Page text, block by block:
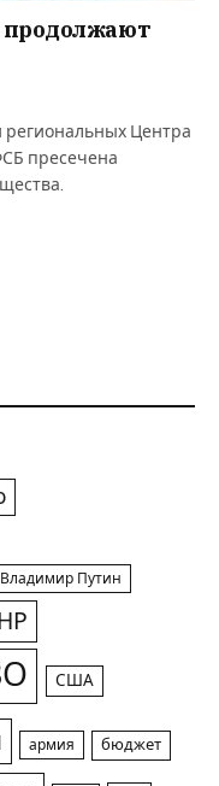
продолжают
региональных Центра
пресечена
Владимир Путин
США
армия бюджет